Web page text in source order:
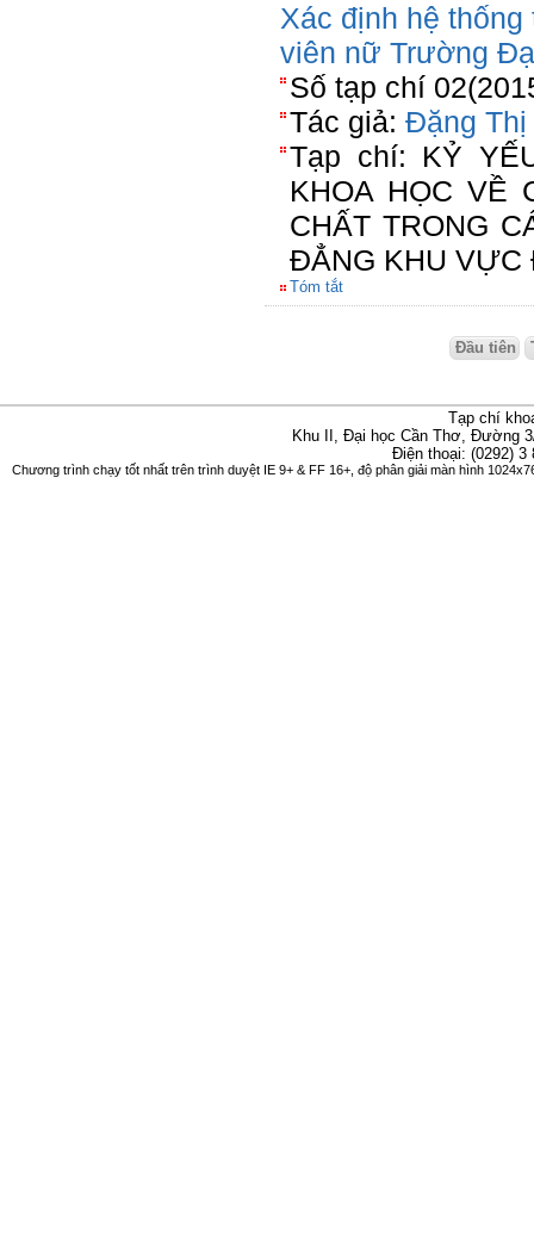
Xác định hệ
viên nữ Trường
Số tạp chí
Tác giả: Đặng Thị
Tạp chí: KỶ
KHOA HỌC VỀ
CHẤT TRONG
ĐẲNG KHU VỰC
Tóm tắt
Đầu tiên
Tạp chí
Khu II, Đại học Cần Thơ, Đường
Điện thoại: (0292)
Chương trình chạy tốt nhất trên trình duyệt IE 9+ & FF 16+, độ phân giải màn hình